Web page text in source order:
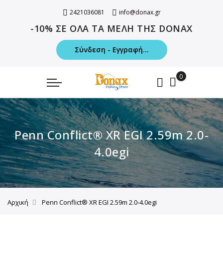
2421036081 info@donax.gr
-10% ΣΕ ΟΛΑ ΤΑ ΜΕΛΗ ΤΗΣ DONAX
Σύνδεση - Εγγραφή...
Penn Conflict® XR EGI 2.59m 2.0-
4.0egi
Αρχική Penn Conflict® XR EGI 2.59m 2.0-4.0egi